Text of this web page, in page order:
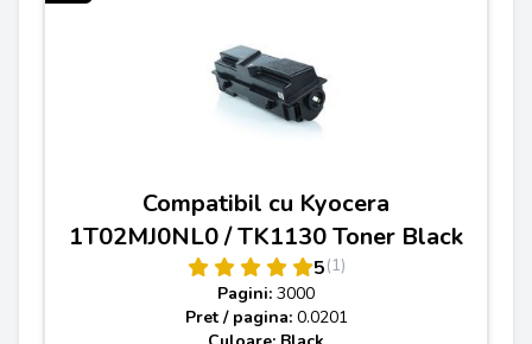
Compatibil cu Kyocera
1T02MJ0NL0 / TK1130 Toner Black
5(1)
Pagini: 3000
Pret / pagina: 0.0201